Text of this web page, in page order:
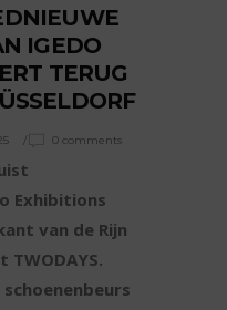
IGEDO
TERUG
0 comments
Exhibitions
van de Rijn